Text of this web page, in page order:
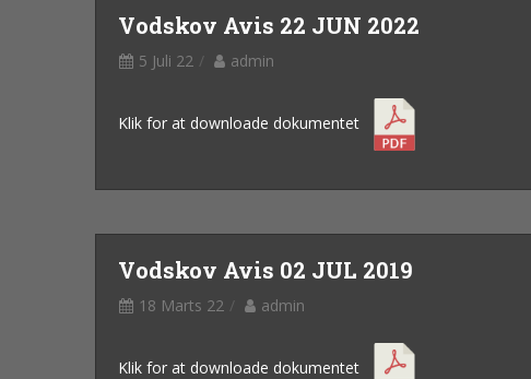
Vodskov Avis 22 JUN 2022
5 Juli 22 admin
Klik for at downloade dokumentet
Vodskov Avis 02 JUL 2019
18 Marts 22 admin
Klik for at downloade dokumentet